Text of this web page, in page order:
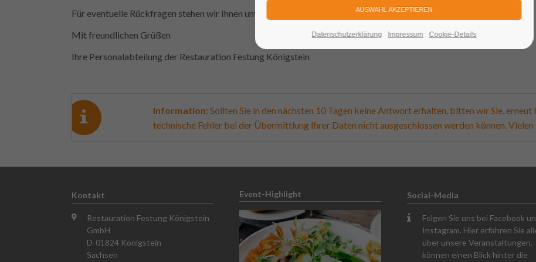
Datenschutzerklärung Impressum Cookie-Details
Für eventuelle Rückfragen stehen wir Ihnen unter
personal@festung.comzur Verfügung.
Mit freundlichen Grüßen
Ihre Personalabteilung der Restauration Festung Königstein
Information: Sollten Sie in den nächsten 10 Tagen keine Antwort erhalten, bitten wir Sie,
technische Fehler bei der Übermittlung Ihrer Daten nicht ausgeschlossen werden können.
Kontakt
Restauration Festung Königstein
GmbH
D-01824 Königstein
Sachsen
Event-Highlight Social-Media
Folgen Sie uns bei Facebook
Instagram. Hier erfahren Sie
über unsere Veranstaltungen,
können einen Blick hinter die